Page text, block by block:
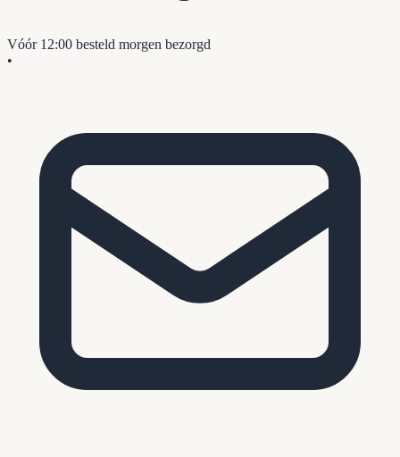
Vóór 12:00 besteld morgen bezorgd
•